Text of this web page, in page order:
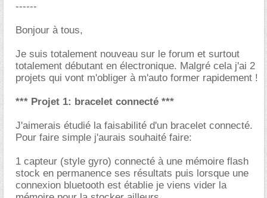
------
Bonjour à tous,
Je suis totalement nouveau sur le forum et surtout
totalement débutant en électronique. Malgré cela j'ai 2
projets qui vont m'obliger à m'auto former rapidement !
*** Projet 1: bracelet connecté ***
J'aimerais étudié la faisabilité d'un bracelet connecté.
Pour faire simple j'aurais souhaité faire:
1 capteur (style gyro) connecté à une mémoire flash
stock en permanence ses résultats puis lorsque une
connexion bluetooth est établie je viens vider la